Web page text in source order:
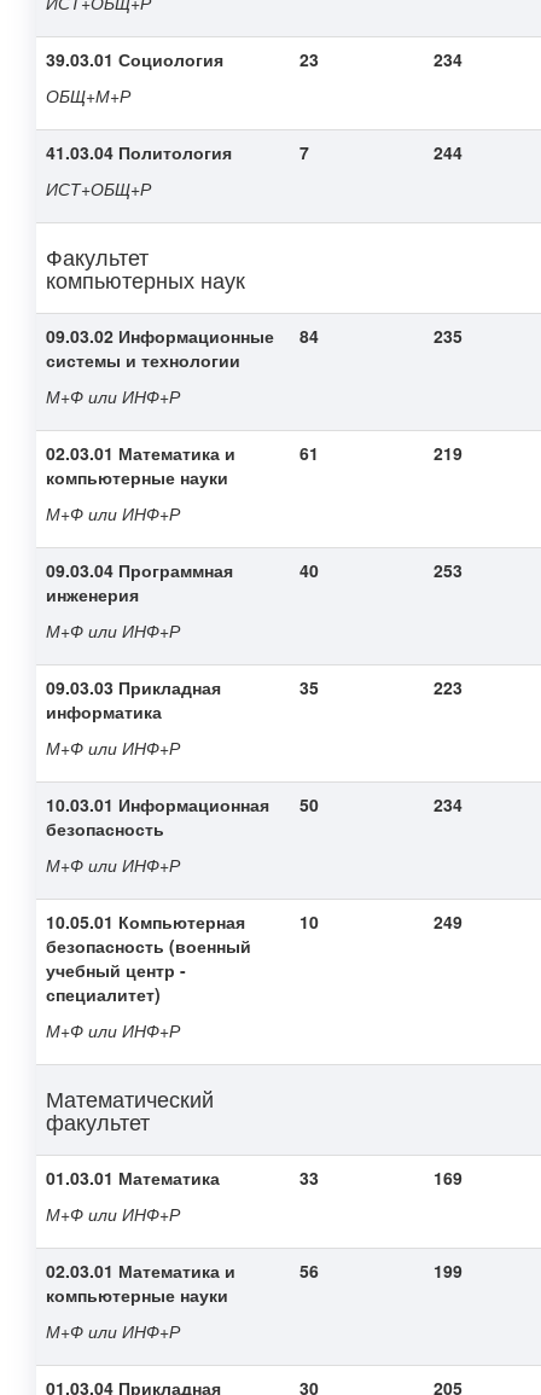
39.03.01 Социология
ОБЩ+М+Р
23 234
41.03.04 Политология
ИСТ+ОБЩ+Р
7 244
Факультет
компьютерных наук
09.03.02 Информационные
системы и технологии
М+Ф или ИНФ+Р
84 235
02.03.01 Математика и
компьютерные науки
М+Ф или ИНФ+Р
61 219
09.03.04 Программная
инженерия
М+Ф или ИНФ+Р
40 253
09.03.03 Прикладная
информатика
М+Ф или ИНФ+Р
35 223
10.03.01 Информационная
безопасность
М+Ф или ИНФ+Р
50 234
10.05.01 Компьютерная
безопасность (военный
учебный центр -
специалитет)
М+Ф или ИНФ+Р
10 249
Математический
факультет
01.03.01 Математика
М+Ф или ИНФ+Р
33 169
02.03.01 Математика и
компьютерные науки
М+Ф или ИНФ+Р
56 199
01.03.04 Прикладная 30 205